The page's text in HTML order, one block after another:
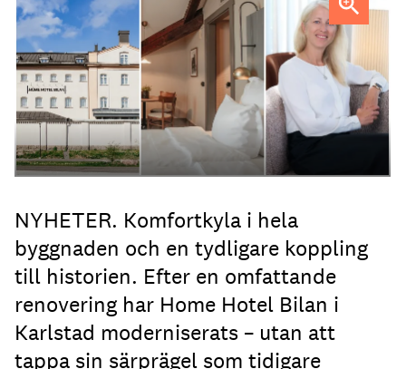
Anna Sundenhammar, General Manager på Home Hotel
Bilan.
NYHETER. Komfortkyla i hela
byggnaden och en tydligare koppling
till historien. Efter en omfattande
renovering har Home Hotel Bilan i
Karlstad moderniserats – utan att
tappa sin särprägel som tidigare